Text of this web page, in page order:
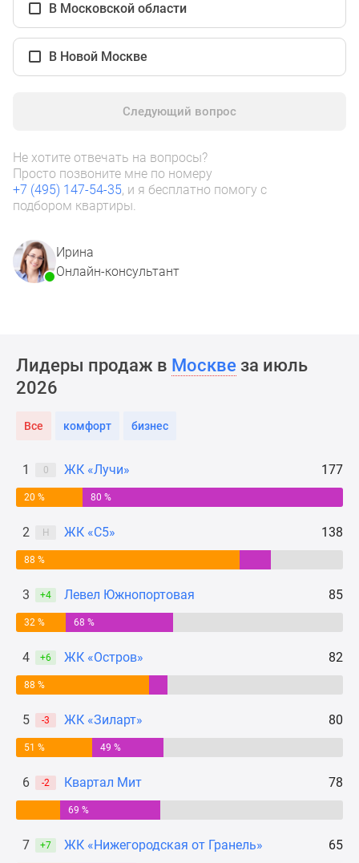
комнатные
комнатные
карте
Ипотечный
калькулятор
Семейная
ипотека
Военная
ипотека
Новости
недвижимости
эксперта
рынка
Покупателю
Экспертиза
новостроек
проекте
Реклама
сайте
Дзен
Машино-
места
Апартаменты
#траншевая
#рассрочка
В Московской области
В Новой Москве
Следующий вопрос
Не хотите отвечать на вопросы?
Просто позвоните мне по номеру
+7 (495) 147-54-35, и я бесплатно помогу с
подбором квартиры.
Ирина
Онлайн-консультант
Лидеры продаж в Москве за июль
2026
Все комфорт бизнес
1 0 ЖК «Лучи» 177
20 % 80 %
2 Н ЖК «С5» 138
88 %
3 +4 Левел Южнопортовая 85
32 % 68 %
4 +6 ЖК «Остров» 82
88 %
5 -3 ЖК «Зиларт» 80
51 % 49 %
6 -2 Квартал Мит 78
69 %
7 +7 ЖК «Нижегородская от Гранель» 65